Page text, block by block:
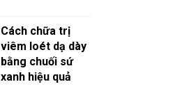
Cách chữa trị
viêm loét dạ dày
bằng chuối sứ
xanh hiệu quả